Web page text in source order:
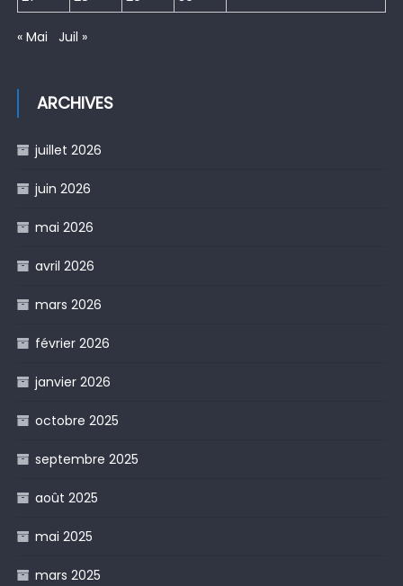
« Mai Juil »
ARCHIVES
juillet 2026
juin 2026
mai 2026
avril 2026
mars 2026
février 2026
janvier 2026
octobre 2025
septembre 2025
août 2025
mai 2025
mars 2025